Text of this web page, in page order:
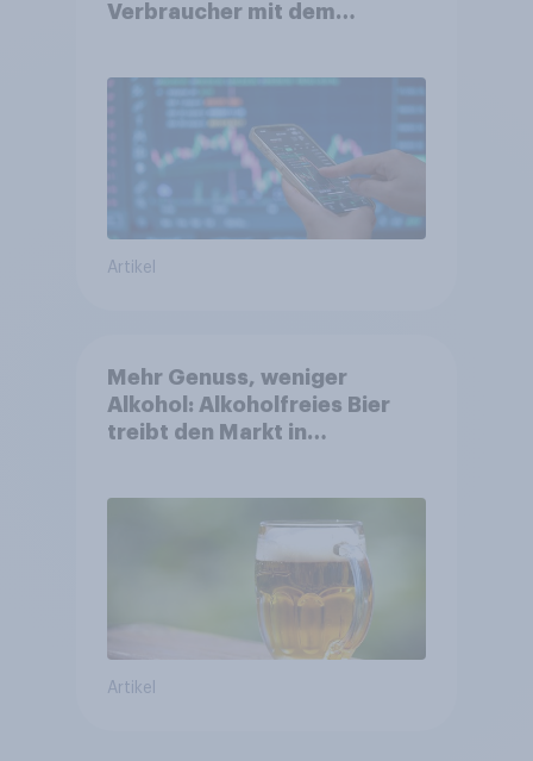
Verbraucher mit dem
Artikel
Mehr Genuss, weniger
Alkohol: Alkoholfreies Bier
treibt den Markt in
Artikel